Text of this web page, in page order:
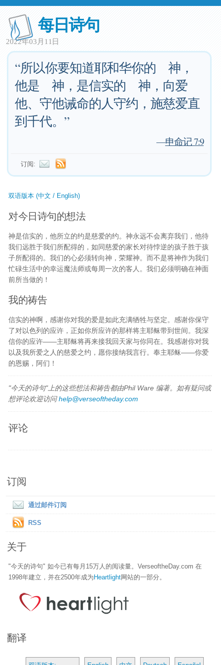
每日诗句
2022年03月11日
“所以你要知道耶和华你的 神，
他是 神，是信实的 神，向爱
他、守他诫命的人守约，施慈爱直
到千代。”
—申命记 7:9
订阅:
双语版本 (中文 / English)
对今日诗句的想法
神是信实的，他所立的约是慈爱的约。神永远不会离弃我们，他待
我们远胜于我们所配得的，如同慈爱的家长对待悖逆的孩子胜于孩
子所配得的。我们的心必须转向神，荣耀神。而不是将神作为我们
忙碌生活中的幸运魔法师或每周一次的客人。我们必须明确在神面
前所当做的！
我的祷告
信实的神啊，感谢你对我的爱是如此充满牺牲与坚定。感谢你保守
了对以色列的应许，正如你所应许的那样将主耶稣带到世间。我深
信你的应许——主耶稣将再来接我回天家与你同在。我感谢你对我
以及我所爱之人的慈爱之约，愿你接纳我言行。奉主耶稣——你爱
的恩赐，阿们！
"今天的诗句"上的这些想法和祷告都由Phil Ware 编著。如有疑问或
想评论欢迎访问help@verseoftheday.com
评论
订阅
通过邮件订阅
RSS
关于
"今天的诗句" 如今已有每月15万人的阅读量。VerseoftheDay.com 在
1998年建立，并在2500年成为 Heartlight网站的一部分。
翻译